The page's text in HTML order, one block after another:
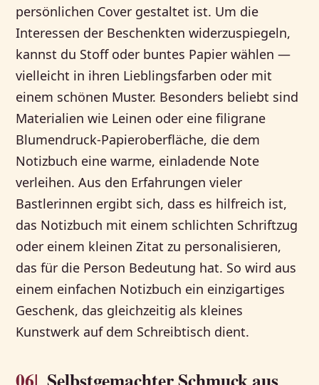
persönlichen Cover gestaltet ist. Um die
Interessen der Beschenkten widerzuspiegeln,
kannst du Stoff oder buntes Papier wählen —
vielleicht in ihren Lieblingsfarben oder mit
einem schönen Muster. Besonders beliebt sind
Materialien wie Leinen oder eine filigrane
Blumendruck-Papieroberfläche, die dem
Notizbuch eine warme, einladende Note
verleihen. Aus den Erfahrungen vieler
Bastlerinnen ergibt sich, dass es hilfreich ist,
das Notizbuch mit einem schlichten Schriftzug
oder einem kleinen Zitat zu personalisieren,
das für die Person Bedeutung hat. So wird aus
einem einfachen Notizbuch ein einzigartiges
Geschenk, das gleichzeitig als kleines
Kunstwerk auf dem Schreibtisch dient.